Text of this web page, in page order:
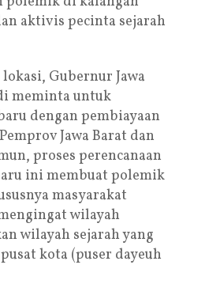
aktivis pecinta sejarah
Gubernur Jawa
meminta untuk
dengan pembiayaan
Jawa Barat dan
proses perencanaan
ini membuat polemik
masyarakat
wilayah
wilayah sejarah yang
kota (puser dayeuh